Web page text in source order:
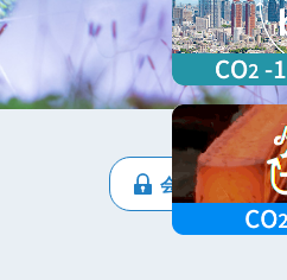
会員専用ページ